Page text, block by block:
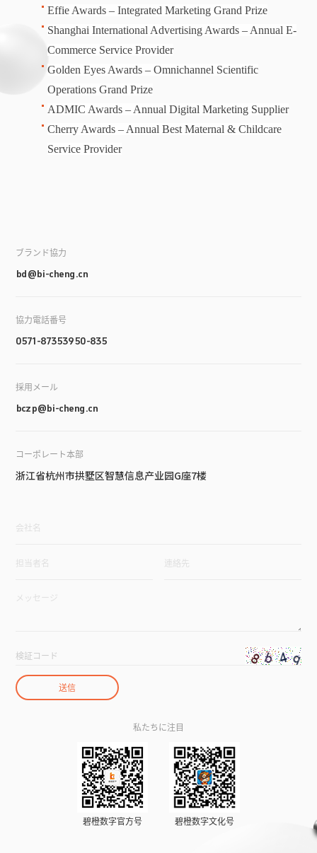
Effie Awards – Integrated Marketing Grand Prize
Shanghai International Advertising Awards – Annual E-
Commerce Service Provider
Golden Eyes Awards – Omnichannel Scientific
Operations Grand Prize
ADMIC Awards – Annual Digital Marketing Supplier
Cherry Awards – Annual Best Maternal & Childcare
Service Provider
ブランド協力
bd@bi-cheng.cn
協力電話番号
0571-87353950-835
採用メール
bczp@bi-cheng.cn
コーポレート本部
浙江省杭州市拱墅区智慧信息产业园G座7楼
私たちに注目
碧橙数字官方号 碧橙数字文化号